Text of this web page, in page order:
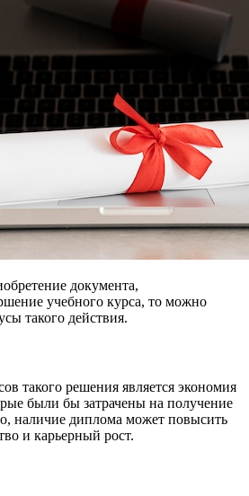
документа,
учебного курса, то можно
такого действия.
такого решения является экономия
были бы затрачены на получение
наличие диплома может повысить
и карьерный рост.